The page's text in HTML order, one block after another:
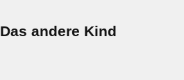
Das andere Kind